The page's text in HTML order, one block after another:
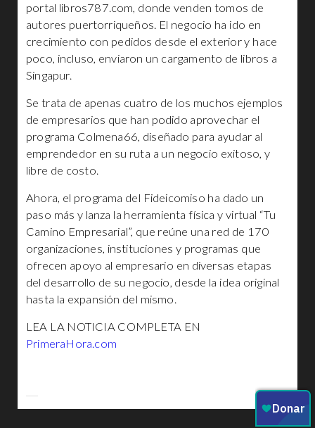
portal libros787.com, donde venden tomos de
autores puertorriqueños. El negocio ha ido en
crecimiento con pedidos desde el exterior y hace
poco, incluso, enviaron un cargamento de libros a
Singapur.
Se trata de apenas cuatro de los muchos ejemplos
de empresarios que han podido aprovechar el
programa Colmena66, diseñado para ayudar al
emprendedor en su ruta a un negocio exitoso, y
libre de costo.
Ahora, el programa del Fideicomiso ha dado un
paso más y lanza la herramienta física y virtual “Tu
Camino Empresarial”, que reúne una red de 170
organizaciones, instituciones y programas que
ofrecen apoyo al empresario en diversas etapas
del desarrollo de su negocio, desde la idea original
hasta la expansión del mismo.
LEA LA NOTICIA COMPLETA EN
PrimeraHora.com